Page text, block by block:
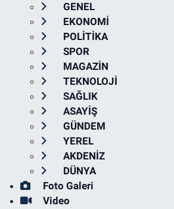
GENEL
EKONOMİ
POLİTİKA
SPOR
MAGAZİN
TEKNOLOJİ
SAĞLIK
ASAYİŞ
GÜNDEM
YEREL
AKDENİZ
DÜNYA
Foto Galeri
Video